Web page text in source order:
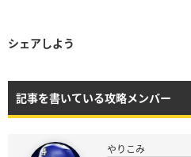
シェアしよう
記事を書いている攻略メンバー
やりこみ